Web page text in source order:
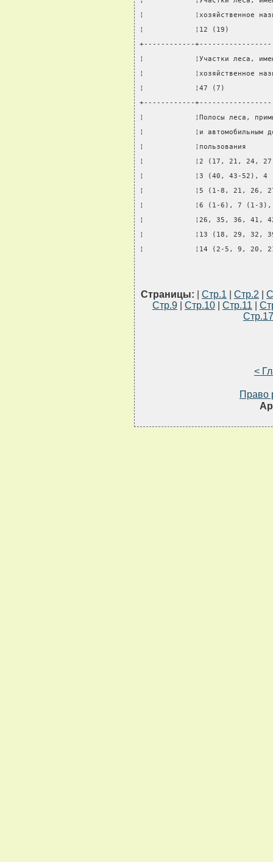
¦            ¦хозяйственное
¦            ¦12 (19)
+------------
¦            ¦Участки леса,
¦            ¦хозяйственное
¦            ¦47 (7)
+------------
¦            ¦Полосы леса,
¦            ¦и
¦
¦            ¦2 (17, 21, 24, 27,
¦            ¦3 (40, 43-52),
¦            ¦5 (1-8, 21, 26,
¦            ¦6 (1-6), 7 (1-
¦            ¦26, 35, 36, 41,
¦            ¦13 (18, 29, 32,
¦            ¦14 (2-5, 9, 20,
Страницы: Стр.1 Стр.2
Стр.9
Стр.10 Стр.11
Стр.17
<
Право